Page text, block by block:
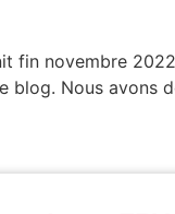
fin novembre
Nous avons